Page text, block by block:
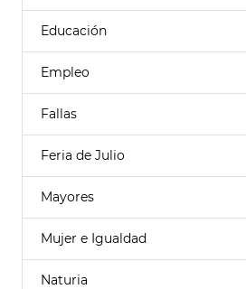
Educación
Empleo
Fallas
Feria de Julio
Mayores
Mujer e Igualdad
Naturia